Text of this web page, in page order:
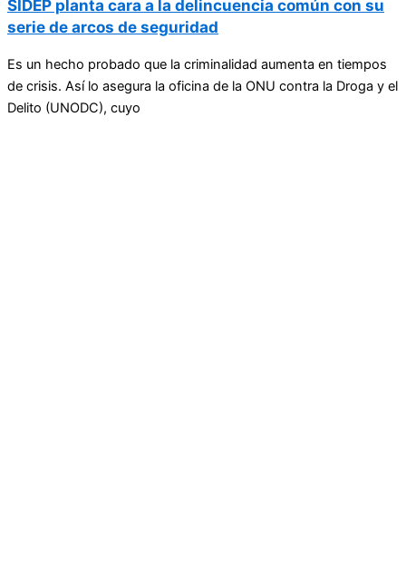
SIDEP planta cara a la delincuencia común con su
serie de arcos de seguridad
Es un hecho probado que la criminalidad aumenta en tiempos
de crisis. Así lo asegura la oficina de la ONU contra la Droga y el
Delito (UNODC), cuyo